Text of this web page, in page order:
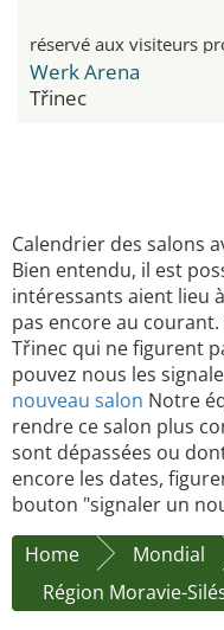
réservé aux visiteurs
Werk Arena
Třinec
Calendrier des salons
Bien entendu, il est
intéressants aient lieu
pas encore au courant.
Třinec qui ne figurent
pouvez nous les
nouveau salon Notre
rendre ce salon plus
sont dépassées ou
encore les dates,
bouton "signaler un
Home
Mondial
Région Moravie-